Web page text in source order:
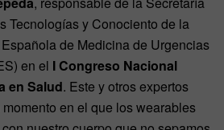
Tecnologías y Conociento de la
de Medicina de Urgencias
en el I Congreso Nacional
en Salud. Este y otros expertos
en el que los wearables